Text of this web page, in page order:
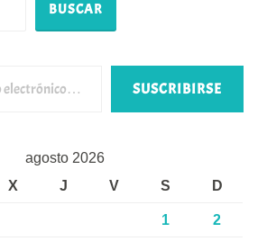
BUSCAR
SUSCRIBIRSE
agosto 2026
X J V S D
1 2